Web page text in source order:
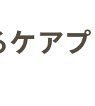
労継続支援B型
区や泉南郡田
ア